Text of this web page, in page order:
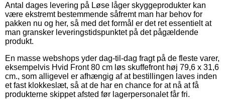
Antal dages levering på Løse låger skyggeprodukter kan
være ekstremt bestemmende såfremt man har behov for
pakken nu og her, så med det formål er det ret essentielt at
man gransker leveringstidspunktet på det pågældende
produkt.
En masse webshops yder dag-til-dag fragt på de fleste varer,
eksempelvis Hvid Front 80 cm løs skuffefront høj 79,6 x 31,6
cm., som alligevel er afhængig af at bestillingen laves inden
et fast klokkeslæt, så at de har en chance for at nå at få
produkterne skippet afsted før lagerpersonalet får fri.